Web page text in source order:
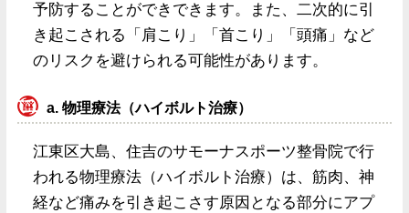
予防することができできます。また、二次的に引
き起こされる「肩こり」「首こり」「頭痛」など
のリスクを避けられる可能性があります。
a. 物理療法（ハイボルト治療）
江東区大島、住吉のサモーナスポーツ整骨院で行
われる物理療法（ハイボルト治療）は、筋肉、神
経など痛みを引き起こさす原因となる部分にアプ